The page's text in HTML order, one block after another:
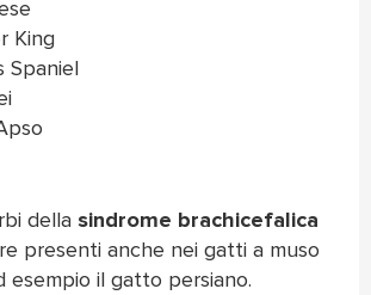
King
Spaniel
della sindrome brachicefalica
presenti anche nei gatti a muso
esempio il gatto persiano.